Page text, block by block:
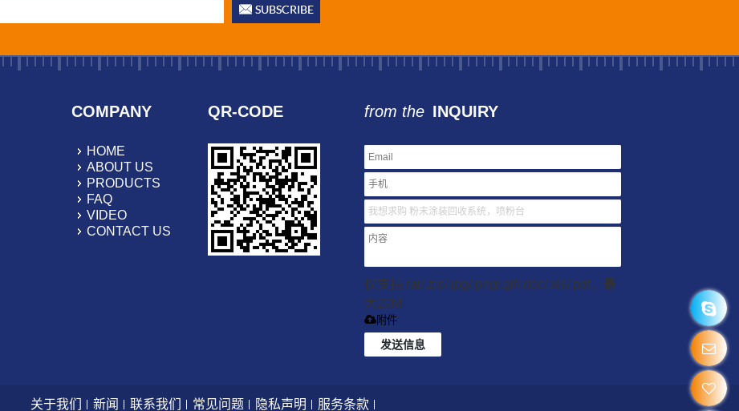
COMPANY
HOME
ABOUT US
PRODUCTS
FAQ
VIDEO
CONTACT US
QR-CODE from the INQUIRY
仅支持.rar/.zip/.jpg/.png/.gif/.doc/.xls/.pdf，最
大20M
附件
发送信息
关于我们 新闻 联系我们 常见问题 隐私声明 服务条款